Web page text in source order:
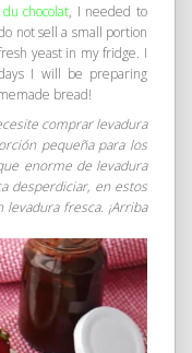
chocolat, I needed to
not sell a small portion
yeast in my fridge. I
I will be preparing
bread!
comprar levadura
pequeña para los
enorme de levadura
desperdiciar, en estos
fresca. ¡Arriba